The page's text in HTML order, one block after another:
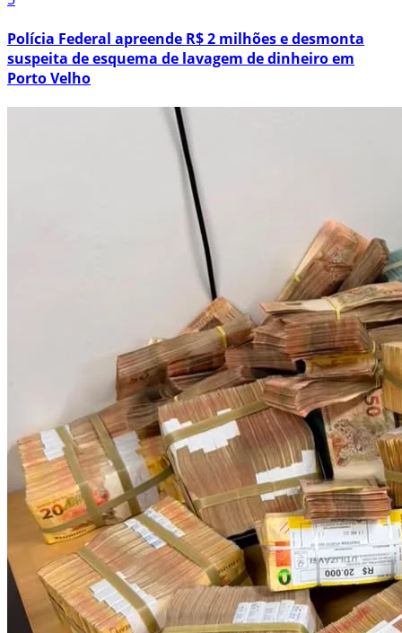
Polícia Federal apreende R$ 2 milhões e desmonta
suspeita de esquema de lavagem de dinheiro em
Porto Velho